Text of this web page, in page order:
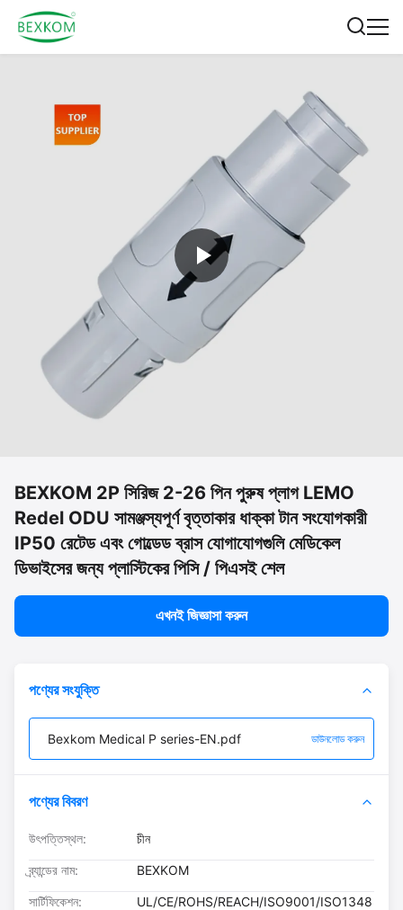
BEXKOM 2P সিরিজ 2-26 পিন পুরুষ প্লাগ LEMO
Redel ODU সামঞ্জস্যপূর্ণ বৃত্তাকার ধাক্কা টান সংযোগকারী
IP50 রেটেড এবং গোল্ডেড ব্রাস যোগাযোগগুলি মেডিকেল
ডিভাইসের জন্য প্লাস্টিকের পিসি / পিএসই শেল
এখনই জিজ্ঞাসা করুন
পণ্যের সংযুক্তি
Bexkom Medical P series-EN.pdf ডাউনলোড করুন
পণ্যের বিবরণ
উৎপত্তিস্থল: চীন
ব্র্যান্ডের নাম: BEXKOM
সার্টিফিকেশন:
UL/CE/ROHS/REACH/ISO9001/ISO1348